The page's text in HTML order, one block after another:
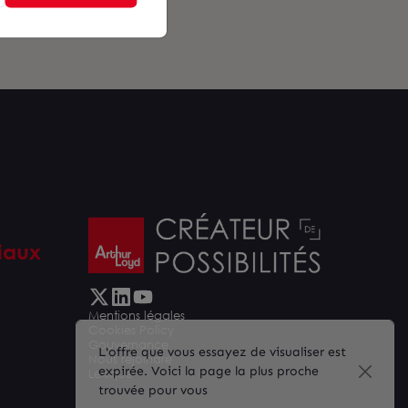
Mentions légales
Gouvernance
Nous rejoindre
Lexique
L'offre que vous essayez de visualiser est
expirée. Voici la page la plus proche
trouvée pour vous